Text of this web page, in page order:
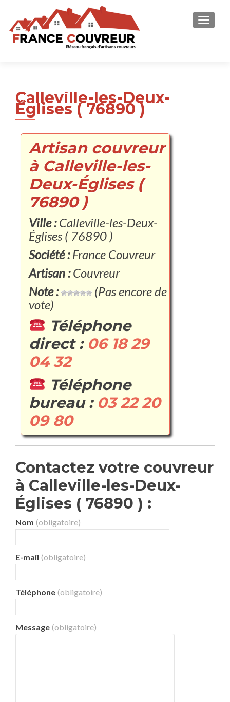
Calleville-les-Deux-
Églises ( 76890 )
Artisan couvreur
à Calleville-les-
Deux-Églises (
76890 )
Ville :Calleville-les-Deux-
Églises ( 76890 )
Société :France Couvreur
Artisan :Couvreur
Note :
(Pas encore de
vote)
Téléphone
direct : 06 18 29
04 32
Téléphone
bureau : 03 22 20
09 80
Contactez votre couvreur
à Calleville-les-Deux-
Églises ( 76890 ) :
Nom (obligatoire)
E-mail (obligatoire)
Téléphone (obligatoire)
Message (obligatoire)